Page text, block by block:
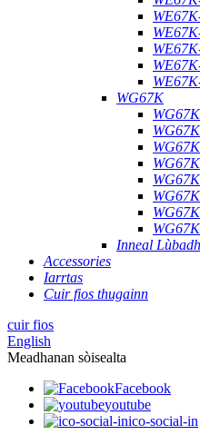
WG67K
Inneal
Accessories
Iarrtas
Cuir fios thugainn
cuir fios
English
Meadhanan sòisealta
Facebook
youtube
ico-social-in